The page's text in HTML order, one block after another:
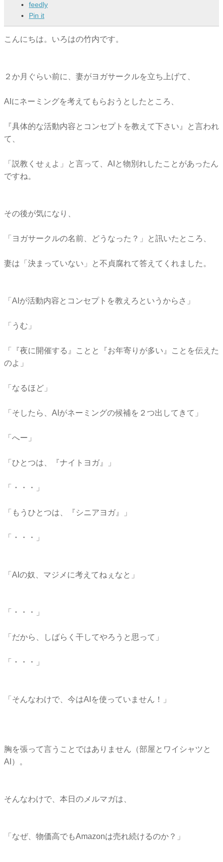
feedly
Pin it
こんにちは。いろはの竹内です。
２か月ぐらい前に、妻がヨガサークルを立ち上げて、
AIにネーミングを考えてもらおうとしたところ、
『具体的な活動内容とコンセプトを教えて下さい』と言われ
て、
「説教くせぇよ」と言って、AIと物別れしたことがあったん
ですね。
その後が気になり、
「ヨガサークルの名前、どうなった？」と訊いたところ、
妻は「決まっていない」と不貞腐れて答えてくれました。
「AIが活動内容とコンセプトを教えろというからさ」
「うむ」
「『夜に開催する』ことと『お年寄りが多い』ことを伝えた
のよ」
「なるほど」
「そしたら、AIがネーミングの候補を２つ出してきて」
「へー」
「ひとつは、『ナイトヨガ』」
「・・・」
「もうひとつは、『シニアヨガ』」
「・・・」
「AIの奴、マジメに考えてねぇなと」
「・・・」
「だから、しばらく干してやろうと思って」
「・・・」
「そんなわけで、今はAIを使っていません！」
胸を張って言うことではありません（部屋とワイシャツと
AI）。
そんなわけで、本日のメルマガは、
「なぜ、物価高でもAmazonは売れ続けるのか？」